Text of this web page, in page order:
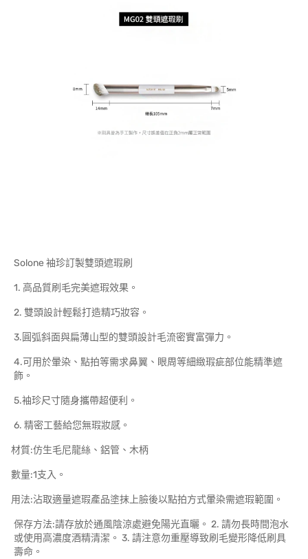
Solone 袖珍訂製雙頭遮瑕刷
1. 高品質刷毛完美遮瑕效果。
2. 雙頭設計輕鬆打造精巧妝容。
3.圓弧斜面與扁薄山型的雙頭設計毛流密實富彈力。
4.可用於暈染、點拍等需求鼻翼、眼周等細緻瑕疵部位能精準遮
飾。
5.袖珍尺寸隨身攜帶超便利。
6. 精密工藝給您無瑕妝感。
材質:仿生毛尼龍絲、鋁管、木柄
數量:1支入。
用法:沾取適量遮瑕產品塗抹上臉後以點拍方式暈染需遮瑕範圍。
保存方法:請存放於通風陰涼處避免陽光直曬。 2. 請勿長時間泡水
或使用高濃度酒精清潔。 3. 請注意勿重壓導致刷毛變形降低刷具
壽命。